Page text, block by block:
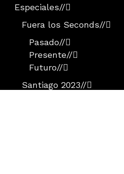
Especiales//
Fuera los Seconds//
Pasado//
Presente//
Futuro//
Santiago 2023//